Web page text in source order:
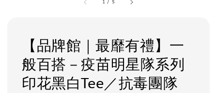
1 / 5
【品牌館｜最靡有禮】一
般百搭－疫苗明星隊系列
印花黑白Tee／抗毒團隊